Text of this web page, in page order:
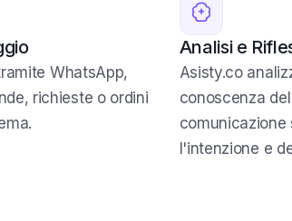
WhatsApp,
richieste o ordini
Analisi e
Asisty.co
conoscenza
comunicazione
l'intenzione e